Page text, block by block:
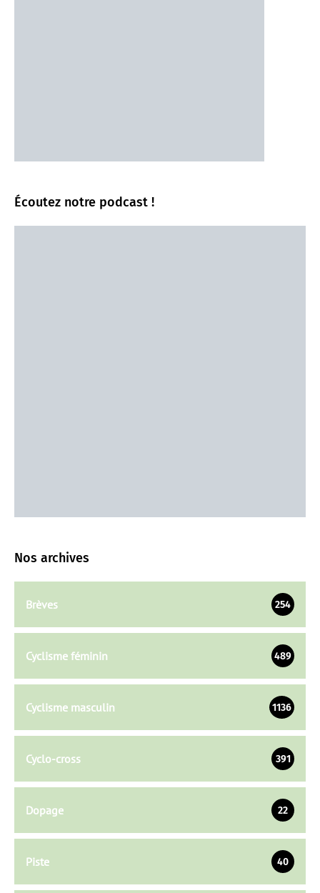
Écoutez notre podcast !
Nos archives
Brèves 254
Cyclisme féminin 489
Cyclisme masculin 1136
Cyclo-cross 391
Dopage 22
Piste 40